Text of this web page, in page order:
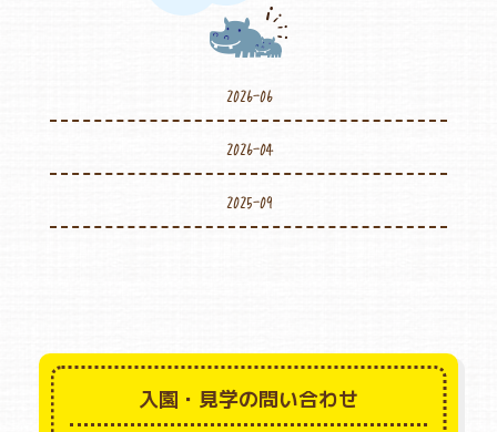
2026-06
2026-04
2025-09
入園・見学の問い合わせ